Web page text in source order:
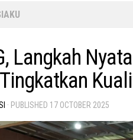
Langkah
· PUBLISHED 17 OCTOBER 2025